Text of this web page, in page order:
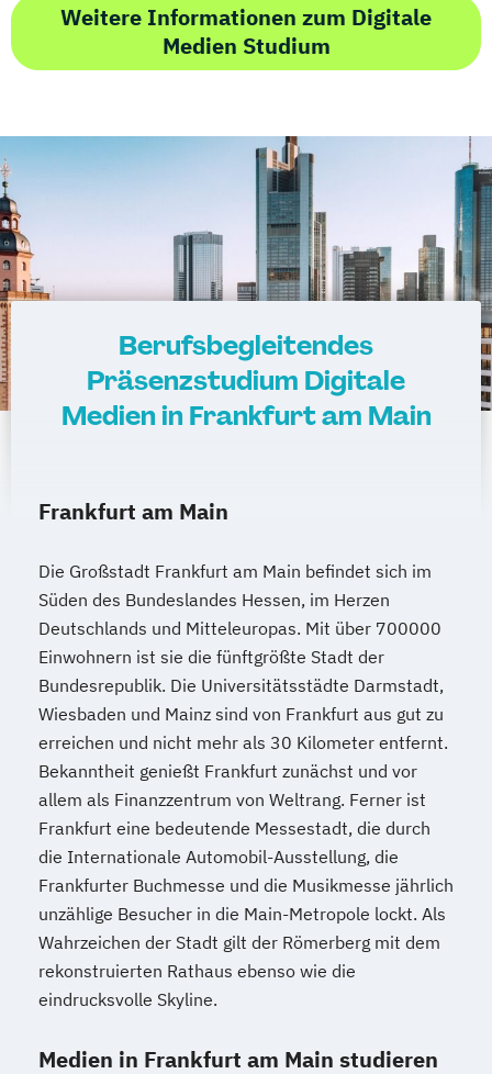
Weitere Informationen zum Digitale
Medien Studium
Berufsbegleitendes
Präsenzstudium Digitale
Medien in Frankfurt am Main
Frankfurt am Main
Die Großstadt Frankfurt am Main befindet sich im
Süden des Bundeslandes Hessen, im Herzen
Deutschlands und Mitteleuropas. Mit über 700000
Einwohnern ist sie die fünftgrößte Stadt der
Bundesrepublik. Die Universitätsstädte Darmstadt,
Wiesbaden und Mainz sind von Frankfurt aus gut zu
erreichen und nicht mehr als 30 Kilometer entfernt.
Bekanntheit genießt Frankfurt zunächst und vor
allem als Finanzzentrum von Weltrang. Ferner ist
Frankfurt eine bedeutende Messestadt, die durch
die Internationale Automobil-Ausstellung, die
Frankfurter Buchmesse und die Musikmesse jährlich
unzählige Besucher in die Main-Metropole lockt. Als
Wahrzeichen der Stadt gilt der Römerberg mit dem
rekonstruierten Rathaus ebenso wie die
eindrucksvolle Skyline.
Medien in Frankfurt am Main studieren